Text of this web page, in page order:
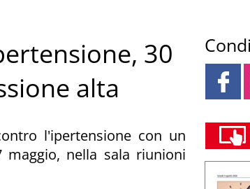
30
alta
l'ipertensione con un
nella sala riunioni